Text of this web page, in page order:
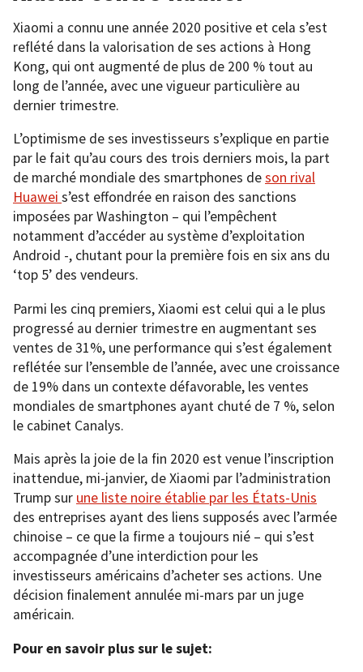
Xiaomi a connu une année 2020 positive et cela s’est
reflété dans la valorisation de ses actions à Hong
Kong, qui ont augmenté de plus de 200 % tout au
long de l’année, avec une vigueur particulière au
dernier trimestre.
L’optimisme de ses investisseurs s’explique en partie
par le fait qu’au cours des trois derniers mois, la part
de marché mondiale des smartphones deson rival
Huawei s’est effondrée en raison des sanctions
imposées par Washington – qui l’empêchent
notamment d’accéder au système d’exploitation
Android -, chutant pour la première fois en six ans du
‘top 5’ des vendeurs.
Parmi les cinq premiers, Xiaomi est celui qui a le plus
progressé au dernier trimestre en augmentant ses
ventes de 31%, une performance qui s’est également
reflétée sur l’ensemble de l’année, avec une croissance
de 19% dans un contexte défavorable, les ventes
mondiales de smartphones ayant chuté de 7 %, selon
le cabinet Canalys.
Mais après la joie de la fin 2020 est venue l’inscription
inattendue, mi-janvier, de Xiaomi par l’administration
Trump sur une liste noire établie par les États-Unis
des entreprises ayant des liens supposés avec l’armée
chinoise – ce que la firme a toujours nié – qui s’est
accompagnée d’une interdiction pour les
investisseurs américains d’acheter ses actions. Une
décision finalement annulée mi-mars par un juge
américain.
Pour en savoir plus sur le sujet: